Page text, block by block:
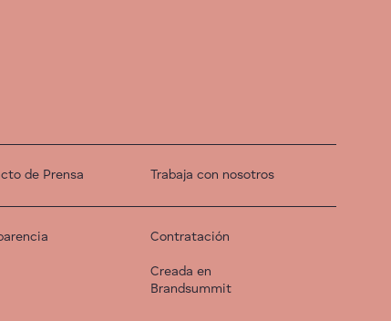
de Prensa Trabaja con nosotros
Contratación
Creada en
Brandsummit